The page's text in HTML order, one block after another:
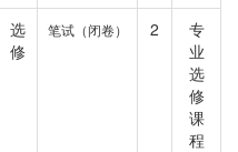
选
修
笔试（闭卷） 2
专
业
选
修
课
程